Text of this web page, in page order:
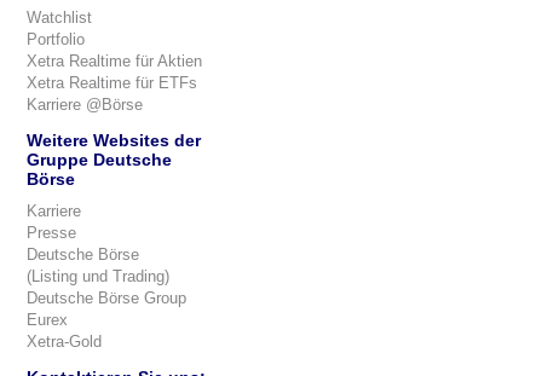
Watchlist
Portfolio
Xetra Realtime für Aktien
Xetra Realtime für ETFs
Karriere @Börse
Weitere Websites der
Gruppe Deutsche
Börse
Karriere
Presse
Deutsche Börse
(Listing und Trading)
Deutsche Börse Group
Eurex
Xetra-Gold